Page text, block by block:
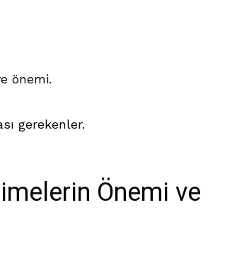
önemi.
gerekenler.
Önemi ve